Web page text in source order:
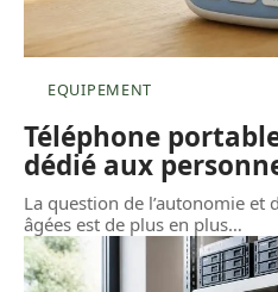
EQUIPEMENT
Téléphone
dédié aux
La question de l’autonomie et
âgées est de plus en plus…